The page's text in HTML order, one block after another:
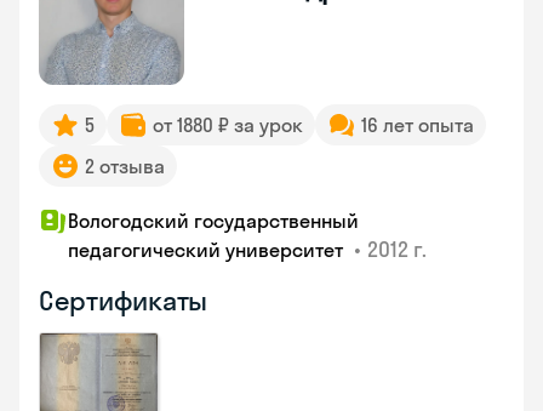
5 от 1880 ₽ за урок
16 лет опыта
2 отзыва
Вологодский государственный
педагогический университет • 2012 г.
Сертификаты